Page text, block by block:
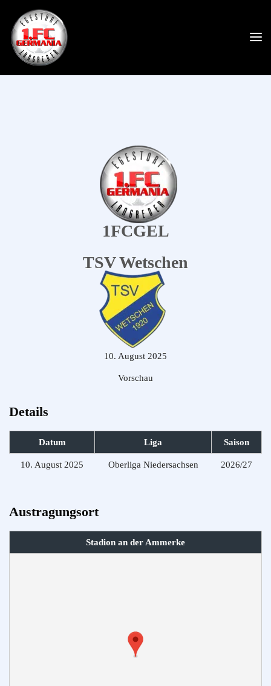
1FCGEL
TSV Wetschen
10. August 2025
Vorschau
Details
Datum Liga Saison
10. August 2025 Oberliga Niedersachsen 2026/27
Austragungsort
Stadion an der Ammerke